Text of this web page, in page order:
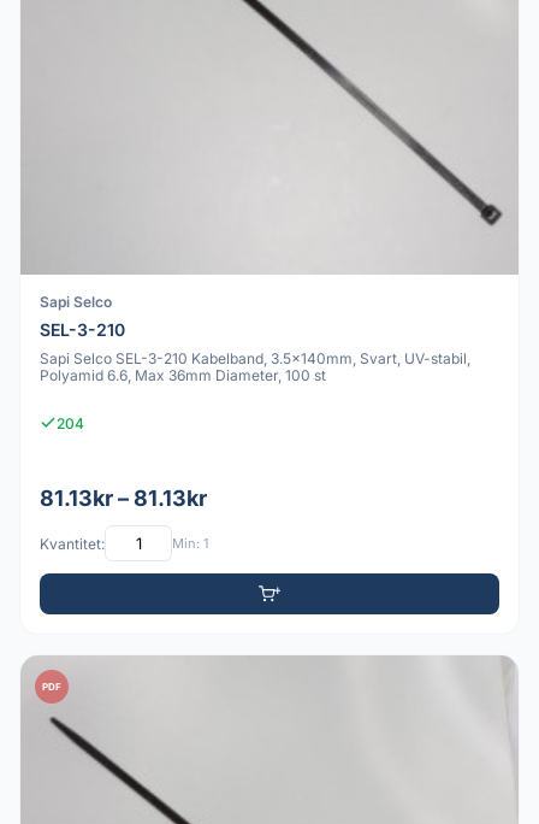
Sapi Selco
SEL-3-210
Sapi Selco SEL-3-210 Kabelband, 3.5x140mm, Svart, UV-stabil,
Polyamid 6.6, Max 36mm Diameter, 100 st
204
81.13kr – 81.13kr
Kvantitet: Min: 1
PDF